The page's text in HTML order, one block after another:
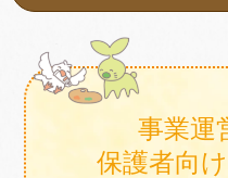
事業運
保護者向